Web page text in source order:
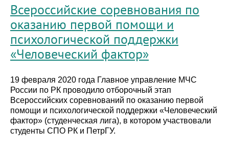
Всероссийские соревнования по
оказанию первой помощи и
психологической поддержки
«Человеческий фактор»
19 февраля 2020 года Главное управление МЧС
России по РК проводило отборочный этап
Всероссийских соревнований по оказанию первой
помощи и психологической поддержки «Человеческий
фактор» (студенческая лига), в котором участвовали
студенты СПО РК и ПетрГУ.